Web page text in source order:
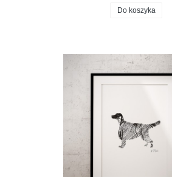
Do koszyka